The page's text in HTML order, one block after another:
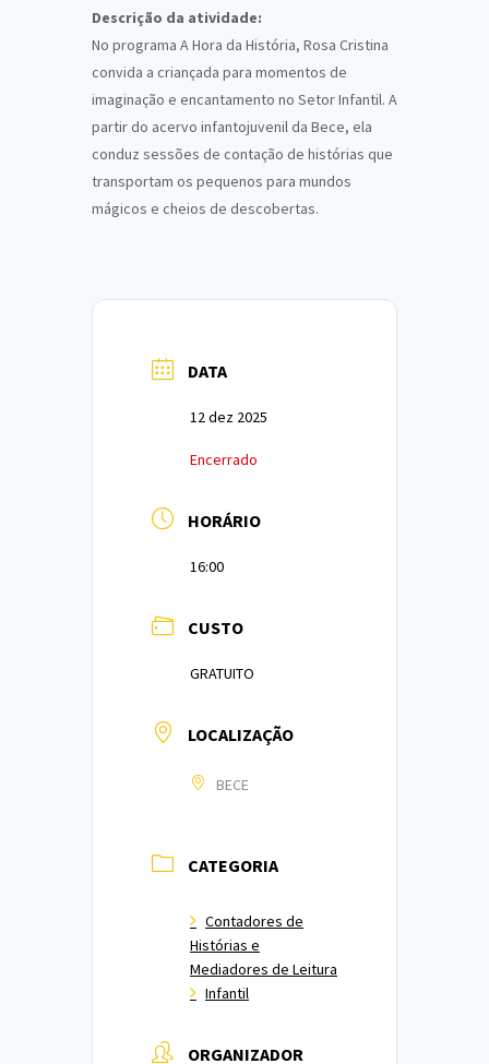
Descrição da atividade:
No programa A Hora da História, Rosa Cristina
convida a criançada para momentos de
imaginação e encantamento no Setor Infantil. A
partir do acervo infantojuvenil da Bece, ela
conduz sessões de contação de histórias que
transportam os pequenos para mundos
mágicos e cheios de descobertas.
DATA
12 dez 2025
Encerrado
HORÁRIO
16:00
CUSTO
GRATUITO
LOCALIZAÇÃO
BECE
CATEGORIA
Contadores de
Histórias e
Mediadores de Leitura
Infantil
ORGANIZADOR